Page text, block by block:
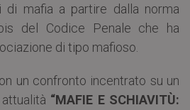
di mafia a partire dalla norma
del Codice Penale che ha
di tipo mafioso.
un confronto incentrato su un
“MAFIE E SCHIAVITÙ: